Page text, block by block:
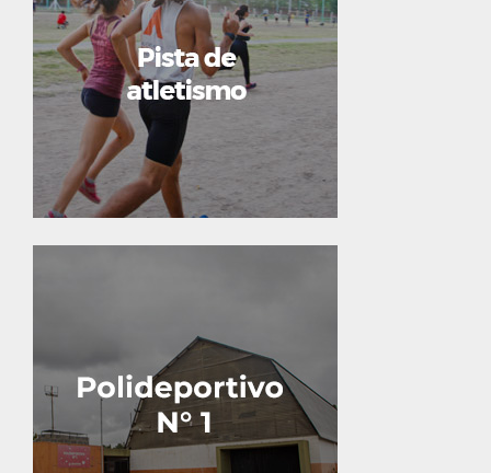
espacio elegido por todos
aquellos que gustan de salir a
correr o realizar entrenamiento
deportivo.
Lisandro de la Torre y calle 18.
Calle 9 y 132